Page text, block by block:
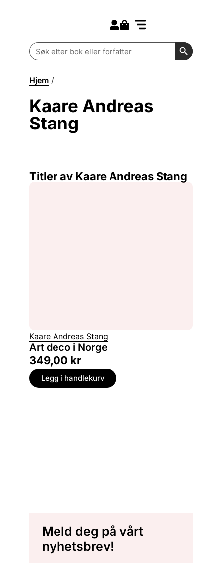
Search
for:
Search
Hjem /
Kaare Andreas
Stang
Titler av Kaare Andreas Stang
Kaare Andreas Stang
Art deco i Norge
349,00 kr
Legg i handlekurv
Meld deg på vårt
nyhetsbrev!